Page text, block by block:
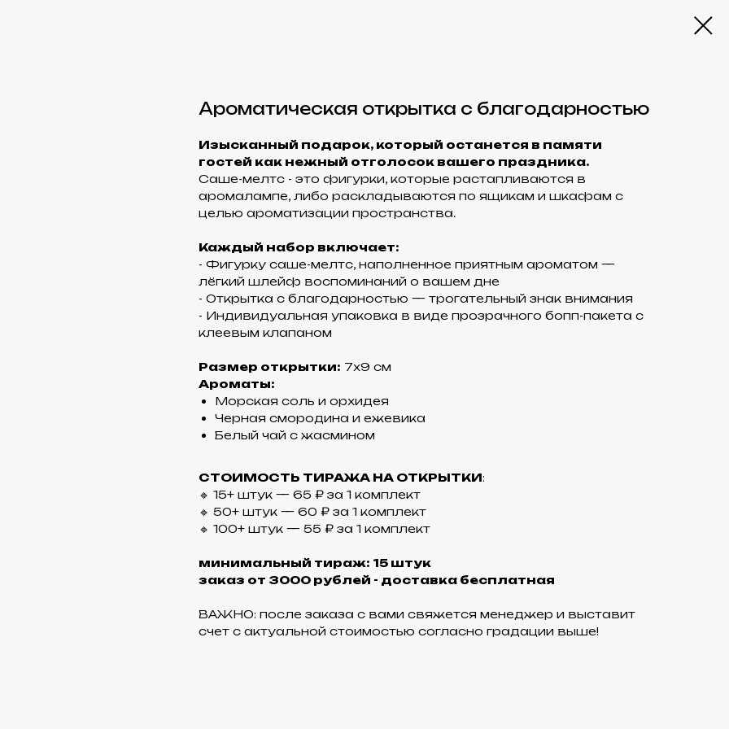
Ароматическая открытка с благодарностью
Изысканный подарок, который останется в памяти
гостей как нежный отголосок вашего праздника.
Саше-мелтс - это фигурки, которые растапливаются в
аромалампе, либо раскладываются по ящикам и шкафам с
целью ароматизации пространства.
Каждый набор включает:
- Фигурку саше-мелтс, наполненное приятным ароматом —
лёгкий шлейф воспоминаний о вашем дне
- Открытка с благодарностью — трогательный знак внимания
- Индивидуальная упаковка в виде прозрачного бопп-пакета с
клеевым клапаном
Размер открытки: 7х9 см
Ароматы:
Морская соль и орхидея
Черная смородина и ежевика
Белый чай с жасмином
СТОИМОСТЬ ТИРАЖА НА ОТКРЫТКИ:
🔹 15+ штук — 65 ₽ за 1 комплект
🔹 50+ штук — 60 ₽ за 1 комплект
🔹 100+ штук — 55 ₽ за 1 комплект
минимальный тираж: 15 штук
заказ от 3000 рублей - доставка бесплатная
ВАЖНО: после заказа с вами свяжется менеджер и выставит
счет с актуальной стоимостью согласно градации выше!